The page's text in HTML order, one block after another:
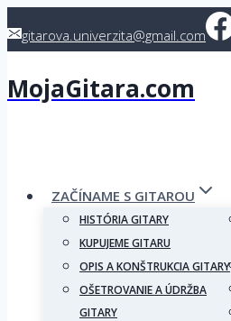
togitarova.univerzita@gmail.com
MojaGitara.com
ZAČÍNAME S GITAROU
HISTÓRIA GITARY
KUPUJEME GITARU
OPIS A KONŠTRUKCIA GITARY
OŠETROVANIE A ÚDRŽBA
GITARY